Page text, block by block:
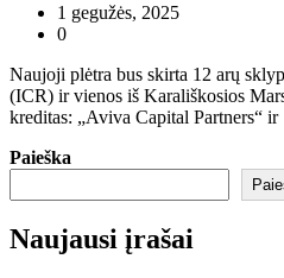
1 gegužės, 2025
0
Naujoji plėtra bus skirta 12 arų
(ICR) ir vienos iš Karališkosios
kreditas: „Aviva Capital Partners“
Paieška
Naujausi įrašai